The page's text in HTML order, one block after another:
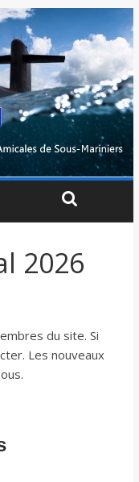
2026
du site. Si
Les nouveaux